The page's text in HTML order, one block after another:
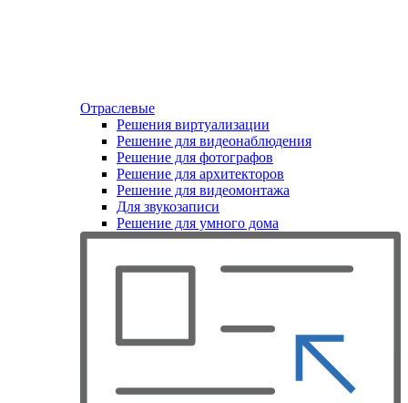
Отраслевые
Решения виртуализации
Решение для видеонаблюдения
Решение для фотографов
Решение для архитекторов
Решение для видеомонтажа
Для звукозаписи
Решение для умного дома